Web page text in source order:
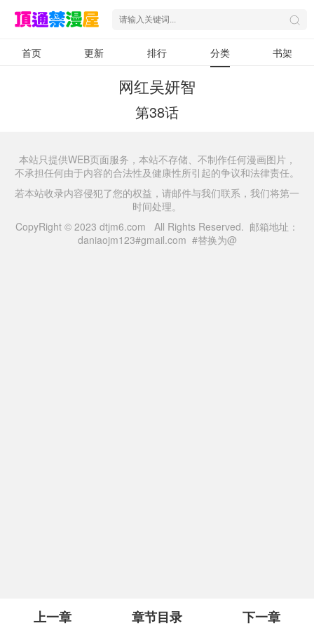
首页 更新 排行 分类 书架
网红吴妍智
第38话
上一章 章节目录 下一章
本站只提供WEB页面服务，本站不存储、不制作任何漫画图片，
不承担任何由于内容的合法性及健康性所引起的争议和法律责任。
若本站收录内容侵犯了您的权益，请邮件与我们联系，我们将第一
时间处理。
CopyRight © 2023 dtjm6.com All Rights Reserved. 邮箱地址：
daniaojm123#gmail.com #替换为@